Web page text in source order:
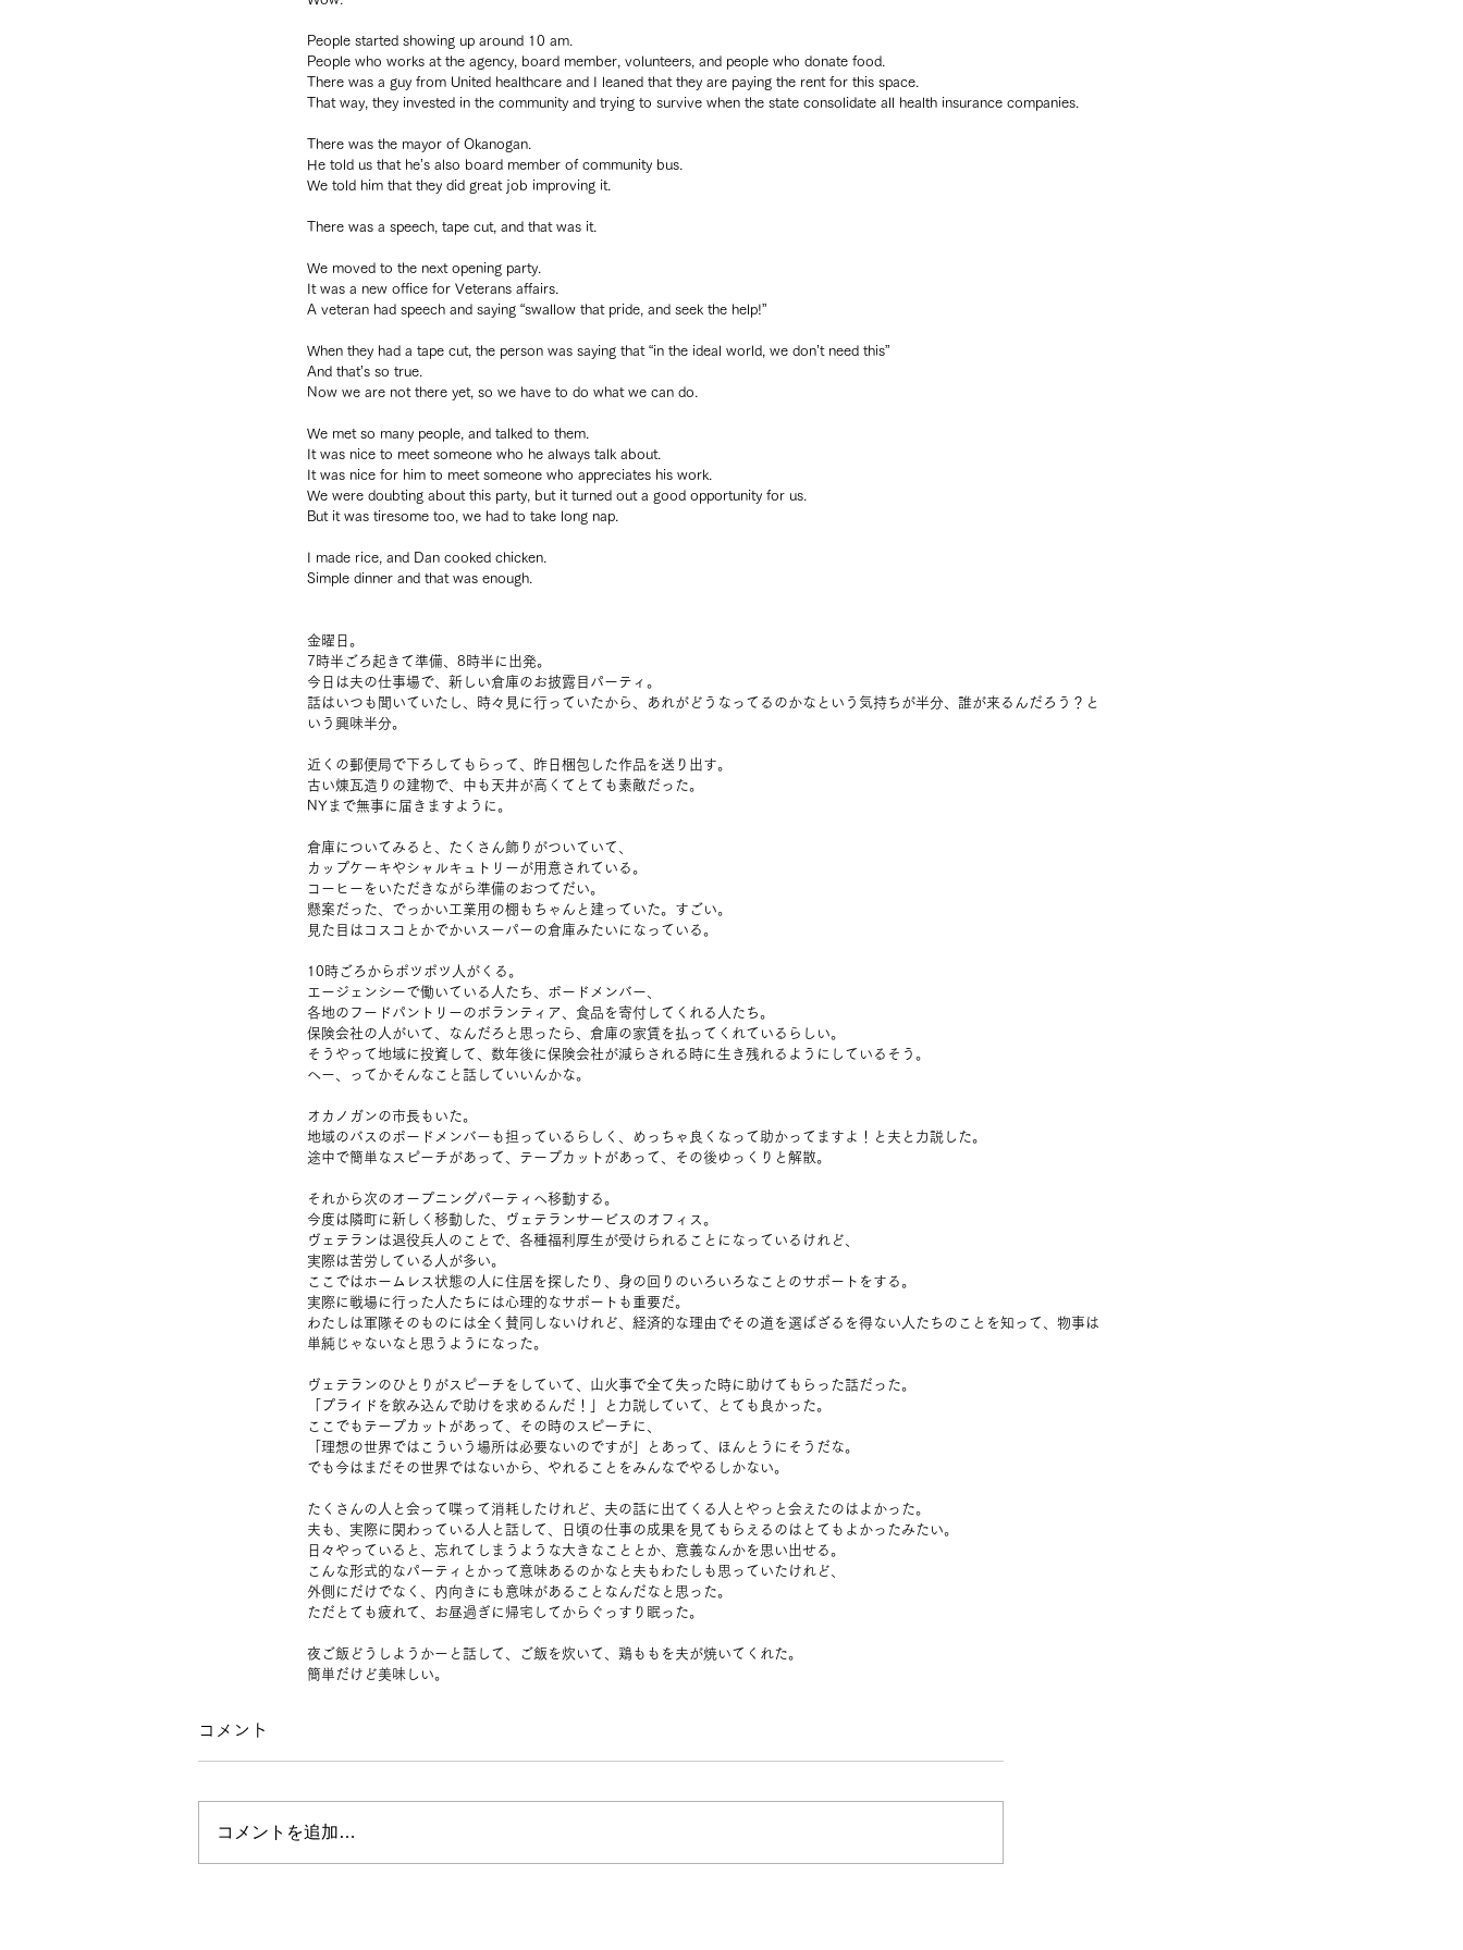
People started showing up around 10 am.
People who works at the agency, board member, volunteers, and people who donate food.
There was a guy from United healthcare and I leaned that they are paying the rent for this space.
That way, they invested in the community and trying to survive when the state consolidate all health insurance companies.
There was the mayor of Okanogan.
He told us that he’s also board member of community bus.
We told him that they did great job improving it.
There was a speech, tape cut, and that was it.
We moved to the next opening party.
It was a new office for Veterans affairs.
A veteran had speech and saying “swallow that pride, and seek the help!”
When they had a tape cut, the person was saying that “in the ideal world, we don’t need this”
And that’s so true.
Now we are not there yet, so we have to do what we can do.
We met so many people, and talked to them.
It was nice to meet someone who he always talk about.
It was nice for him to meet someone who appreciates his work.
We were doubting about this party, but it turned out a good opportunity for us.
But it was tiresome too, we had to take long nap.
I made rice, and Dan cooked chicken.
Simple dinner and that was enough.
金曜日。
7時半ごろ起きて準備、8時半に出発。
今日は夫の仕事場で、新しい倉庫のお披露目パーティ。
話はいつも聞いていたし、時々見に行っていたから、あれがどうなってるのかなという気持ちが半分、誰が来るんだろう？と
いう興味半分。
近くの郵便局で下ろしてもらって、昨日梱包した作品を送り出す。
古い煉瓦造りの建物で、中も天井が高くてとても素敵だった。
NYまで無事に届きますように。
倉庫についてみると、たくさん飾りがついていて、
カップケーキやシャルキュトリーが用意されている。
コーヒーをいただきながら準備のおつてだい。
懸案だった、でっかい工業用の棚もちゃんと建っていた。すごい。
見た目はコスコとかでかいスーパーの倉庫みたいになっている。
10時ごろからポツポツ人がくる。
エージェンシーで働いている人たち、ボードメンバー、
各地のフードパントリーのボランティア、食品を寄付してくれる人たち。
保険会社の人がいて、なんだろと思ったら、倉庫の家賃を払ってくれているらしい。
そうやって地域に投資して、数年後に保険会社が減らされる時に生き残れるようにしているそう。
へー、ってかそんなこと話していいんかな。
オカノガンの市長もいた。
地域のバスのボードメンバーも担っているらしく、めっちゃ良くなって助かってますよ！と夫と力説した。
途中で簡単なスピーチがあって、テープカットがあって、その後ゆっくりと解散。
それから次のオープニングパーティへ移動する。
今度は隣町に新しく移動した、ヴェテランサービスのオフィス。
ヴェテランは退役兵人のことで、各種福利厚生が受けられることになっているけれど、
実際は苦労している人が多い。
ここではホームレス状態の人に住居を探したり、身の回りのいろいろなことのサポートをする。
実際に戦場に行った人たちには心理的なサポートも重要だ。
わたしは軍隊そのものには全く賛同しないけれど、経済的な理由でその道を選ばざるを得ない人たちのことを知って、物事は
単純じゃないなと思うようになった。
ヴェテランのひとりがスピーチをしていて、山火事で全て失った時に助けてもらった話だった。
「プライドを飲み込んで助けを求めるんだ！」と力説していて、とても良かった。
ここでもテープカットがあって、その時のスピーチに、
「理想の世界ではこういう場所は必要ないのですが」とあって、ほんとうにそうだな。
でも今はまだその世界ではないから、やれることをみんなでやるしかない。
たくさんの人と会って喋って消耗したけれど、夫の話に出てくる人とやっと会えたのはよかった。
夫も、実際に関わっている人と話して、日頃の仕事の成果を見てもらえるのはとてもよかったみたい。
日々やっていると、忘れてしまうような大きなこととか、意義なんかを思い出せる。
こんな形式的なパーティとかって意味あるのかなと夫もわたしも思っていたけれど、
外側にだけでなく、内向きにも意味があることなんだなと思った。
ただとても疲れて、お昼過ぎに帰宅してからぐっすり眠った。
夜ご飯どうしようかーと話して、ご飯を炊いて、鶏ももを夫が焼いてくれた。
簡単だけど美味しい。
コメント
コメントを追加…